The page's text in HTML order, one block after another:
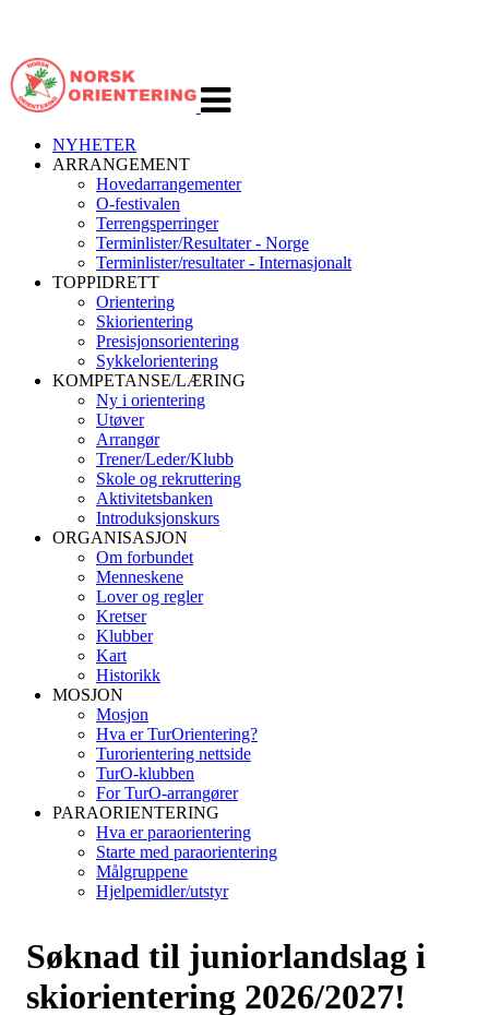
navigasjon
NYHETER
ARRANGEMENT
Hovedarrangementer
O-festivalen
Terrengsperringer
Terminlister/Resultater - Norge
Terminlister/resultater - Internasjonalt
TOPPIDRETT
Orientering
Skiorientering
Presisjonsorientering
Sykkelorientering
KOMPETANSE/LÆRING
Ny i orientering
Utøver
Arrangør
Trener/Leder/Klubb
Skole og rekruttering
Aktivitetsbanken
Introduksjonskurs
ORGANISASJON
Om forbundet
Menneskene
Lover og regler
Kretser
Klubber
Kart
Historikk
MOSJON
Mosjon
Hva er TurOrientering?
Turorientering nettside
TurO-klubben
For TurO-arrangører
PARAORIENTERING
Hva er paraorientering
Starte med paraorientering
Målgruppene
Hjelpemidler/utstyr
Søknad til juniorlandslag i
skiorientering 2026/2027!